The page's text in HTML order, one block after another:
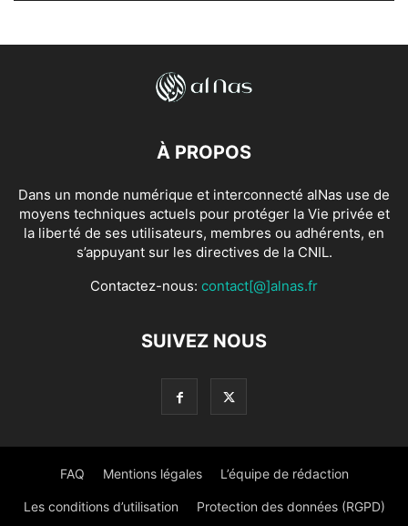
À PROPOS
Dans un monde numérique et interconnecté alNas use de
moyens techniques actuels pour protéger la Vie privée et
la liberté de ses utilisateurs, membres ou adhérents, en
s’appuyant sur les directives de la CNIL.
Contactez-nous: contact[@]alnas.fr
SUIVEZ NOUS
FAQ Mentions légales L’équipe de rédaction
Les conditions d’utilisation Protection des données (RGPD)